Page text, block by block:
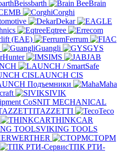
Beissbarth
Brain
Corghi
Dekar
Eqtree
(EAE)
Ferrum
Guangli
GYS
Hunter IMS
JAB
LAUNCH CIS
Подъемники
Maha
SIVIK
SNIT MECHANICAL
TAZZETTI
Teco
THINKCAR
VIKING TOOLS
WERTHER
СТОРМ
ТПК РТИ-